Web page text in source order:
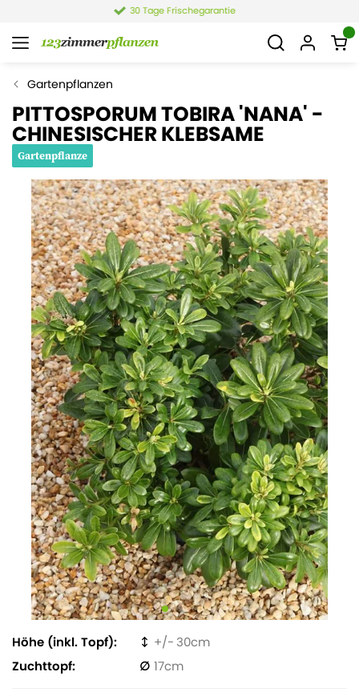
4,4 von 6.021 Bewertungen
Gartenpflanzen
PITTOSPORUM TOBIRA 'NANA' -
CHINESISCHER KLEBSAME
Gartenpflanze
Höhe (inkl. Topf)
30
Zuchttopf
17